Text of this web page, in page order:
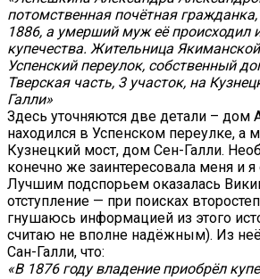
потомственная почётная гражданка,
1886, а умерший муж её происходил
купечества. Жительница
Успенский переулок, собственный
Тверская часть, 3 участок, на
Галли»
Здесь уточняются две детали – дом
находился в Успенском переулке, а
Кузнецкий мост, дом Сен-Галли.
конечно же заинтересовала меня и я
Лучшим подспорьем оказалась
отступление — при поисках
гнушаюсь информацией из этого
считаю не вполне надёжным). Из
Сан-Галли, что:
«В 1876 году владение приобрёл